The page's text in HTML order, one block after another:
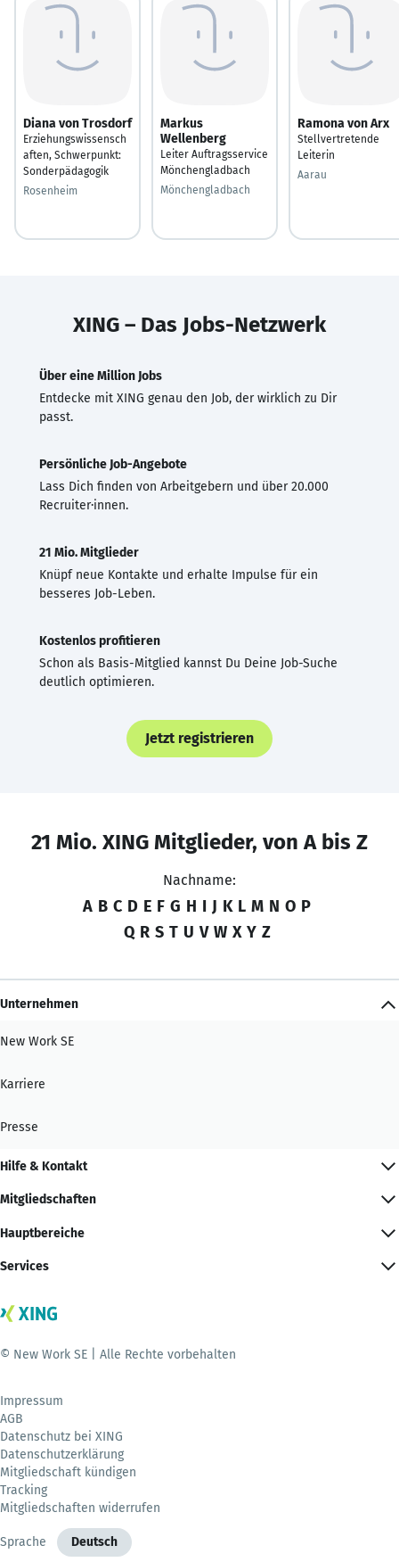
Diana von Trosdorf
Erziehungswissensch
aften, Schwerpunkt:
Sonderpädagogik
Rosenheim
Markus
Wellenberg
Leiter Auftragsservice
Mönchengladbach
Mönchengladbach
Ramona von Arx
Stellvertretende
Leiterin
Aarau
XING – Das Jobs-Netzwerk
Über eine Million Jobs
Entdecke mit XING genau den Job, der wirklich zu Dir
passt.
Persönliche Job-Angebote
Lass Dich finden von Arbeitgebern und über 20.000
Recruiter·innen.
21 Mio. Mitglieder
Knüpf neue Kontakte und erhalte Impulse für ein
besseres Job-Leben.
Kostenlos profitieren
Schon als Basis-Mitglied kannst Du Deine Job-Suche
deutlich optimieren.
Jetzt registrieren
21 Mio. XING Mitglieder, von A bis Z
Nachname:
A B C D E F G H I J K L M N O P
Q R S T U V W X Y Z
Unternehmen
New Work SE
Karriere
Presse
Hilfe & Kontakt
Mitgliedschaften
Hauptbereiche
Services
© New Work SE | Alle Rechte vorbehalten
Impressum
AGB
Datenschutz bei XING
Datenschutzerklärung
Mitgliedschaft kündigen
Tracking
Mitgliedschaften widerrufen
Sprache Deutsch